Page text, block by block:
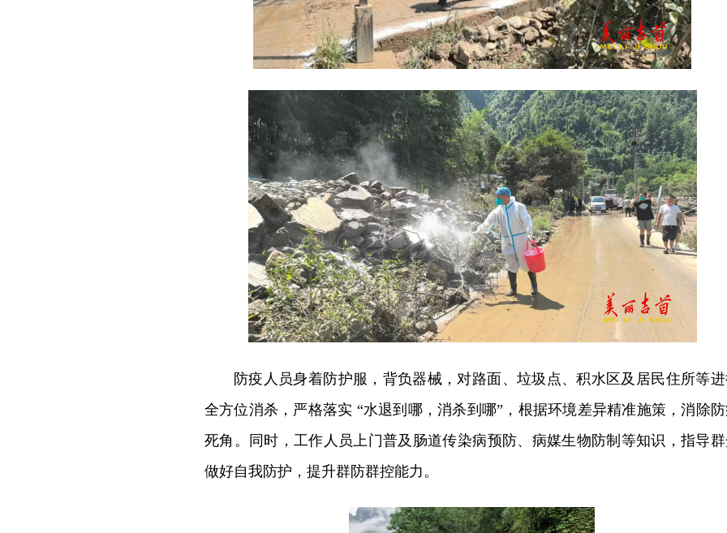
防疫人员身着防护服，背负器械，对路面、垃圾点、积水区及居民住所等
全方位消杀，严格落实 “水退到哪，消杀到哪”，根据环境差异精准施策，消除
死角。同时，工作人员上门普及肠道传染病预防、病媒生物防制等知识，指导
做好自我防护，提升群防群控能力。